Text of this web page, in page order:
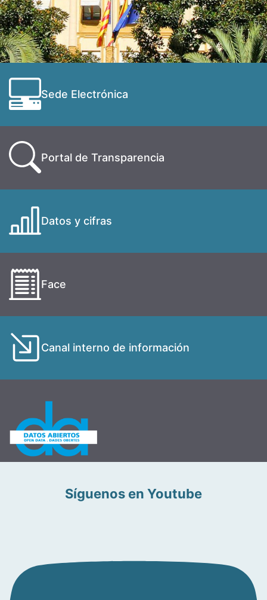
Sede Electrónica
Portal de Transparencia
Datos y cifras
Face
Canal interno de información
Síguenos en Youtube